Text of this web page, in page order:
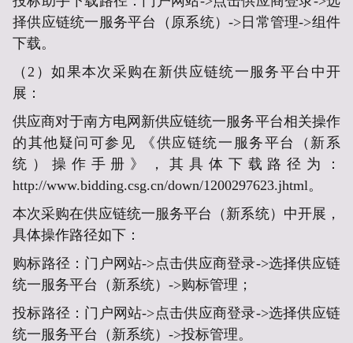
择供应链统一服务平台（原系统）->日常管理->组件
下载。
（2）如果本次采购在新供应链统一服务平台中开
展：
供应商对于南方电网新供应链统一服务平台相关操作
的其他疑问可参见 《供应链统一服务平台（新系
统）操作手册》，其具体下载路径为：
http://www.bidding.csg.cn/down/1200297623.jhtml。
本次采购在供应链统一服务平台（新系统）中开展，
具体操作路径如下：
购标路径：门户网站->点击供应商登录->选择供应链
统一服务平台（新系统）->购标管理；
投标路径：门户网站->点击供应商登录->选择供应链
统一服务平台（新系统）->投标管理。